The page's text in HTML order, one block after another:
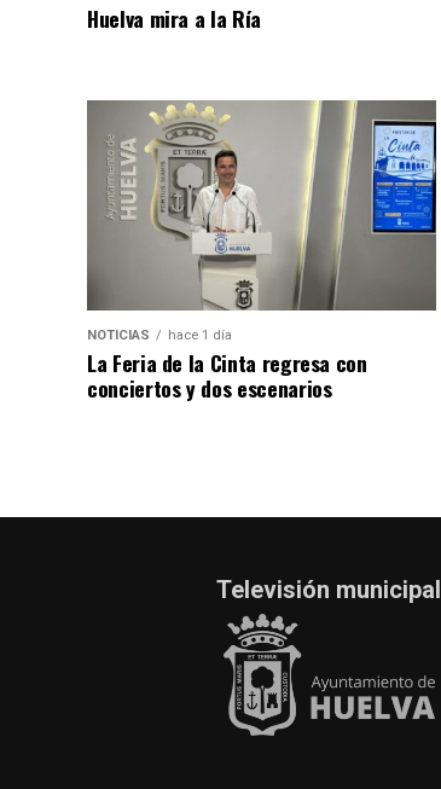
Huelva mira a la Ría
NOTICIAS hace 1 día
La Feria de la Cinta regresa con
conciertos y dos escenarios
Televisión municipal